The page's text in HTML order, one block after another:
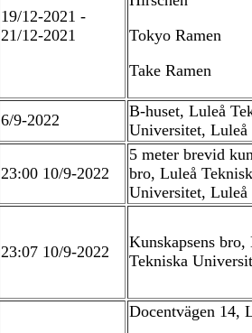
19/12-2021 -
21/12-2021
Tokyo Ramen
Take Ramen
6/9-2022
B-huset, Luleå
Universitet, Luleå
23:00 10/9-2022
5 meter brevid
bro, Luleå
Universitet, Luleå
23:07 10/9-2022
Kunskapsens bro,
Tekniska
Docentvägen 14,